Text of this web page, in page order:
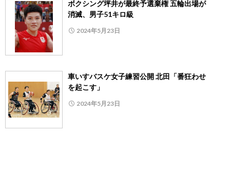
ボクシング坪井が最終予選棄権 五輪出場が
消滅、男子51キロ級
2024年5月23日
車いすバスケ女子練習公開 北田「番狂わせ
を起こす」
2024年5月23日